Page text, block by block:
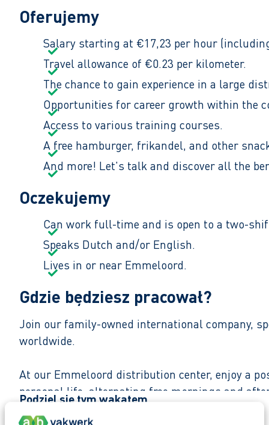
Loading/unloading: Load and unload
You’ll have the opportunity to obtain a forklift
06:00-14:15 and 14:15-22:30
Oferujemy
Salary starting at €17,23 per hour
Travel allowance of €0.23 per kilometer.
The chance to gain experience in a large
Opportunities for career growth within the
Access to various training courses.
A free hamburger, frikandel, and other
And more! Let's talk and discover all the
Oczekujemy
Can work full-time and is open to a two-
Speaks Dutch and/or English.​
Lives in or near Emmeloord.
Gdzie będziesz pracował?
Join our family-owned international company,
worldwide.
At our Emmeloord distribution center, enjoy a
personal life, alternating free mornings and
Podziel się tym wakatem